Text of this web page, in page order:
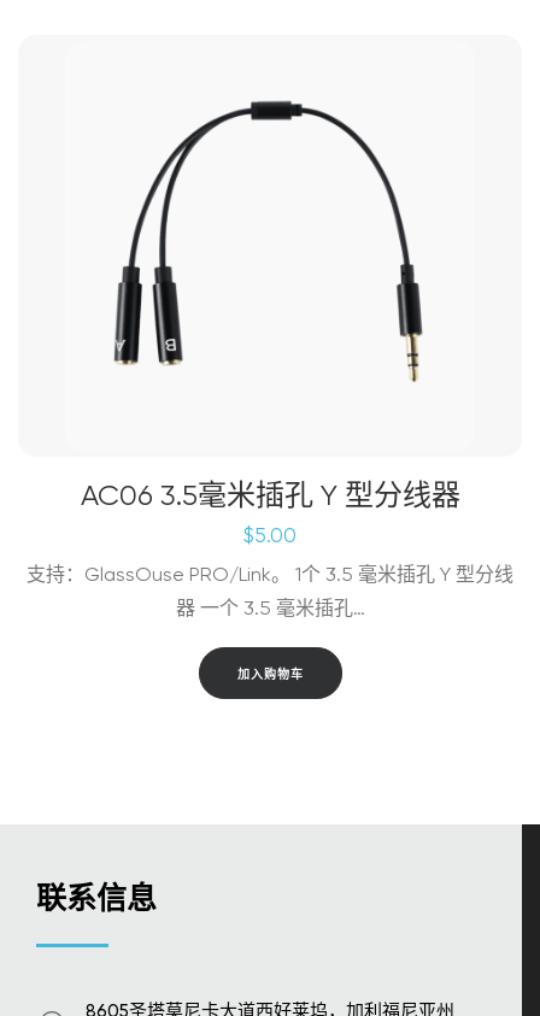
AC06 3.5毫米插孔 Y 型分线器
$5.00
支持：GlassOuse PRO/Link。 1个 3.5 毫米插孔 Y 型分线
器 一个 3.5 毫米插孔…
加入购物车
联系信息
8605圣塔莫尼卡大道西好莱坞，加利福尼亚州